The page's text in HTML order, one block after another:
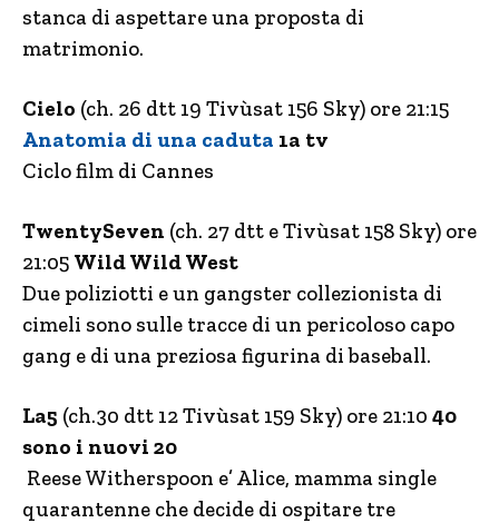
stanca di aspettare una proposta di
matrimonio.
Cielo (ch. 26 dtt 19 Tivùsat 156 Sky) ore 21:15
Anatomia di una caduta 1a tv
Ciclo film di Cannes
TwentySeven (ch. 27 dtt e Tivùsat 158 Sky) ore
21:05 Wild Wild West
Due poliziotti e un gangster collezionista di
cimeli sono sulle tracce di un pericoloso capo
gang e di una preziosa figurina di baseball.
La5 (ch.30 dtt 12 Tivùsat 159 Sky) ore 21:10 40
sono i nuovi 20
Reese Witherspoon e’ Alice, mamma single
quarantenne che decide di ospitare tre